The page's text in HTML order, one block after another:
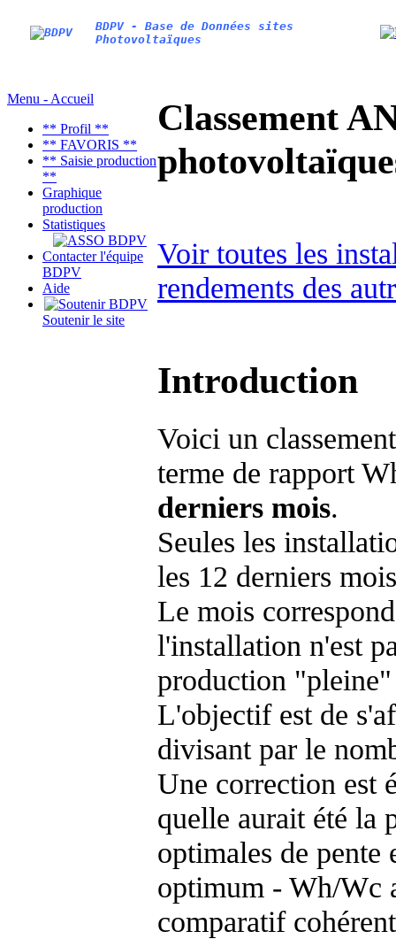
BDPV - Base de Données sites
Photovoltaïques
Menu - Accueil
** Profil **
** FAVORIS **
** Saisie production
**
Graphique
production
Statistiques
Contacter l'équipe
BDPV
Aide
Soutenir le site
Classement
Voir toutes les
rendements des
Introduction
Voici un
terme de rapport
derniers mois.
Seules les
les 12 derniers
Le mois
l'installation n'est
production "pleine"
L'objectif est de
divisant par le
Une correction est
quelle aurait été la
optimales de
optimum - Wh/Wc
comparatif